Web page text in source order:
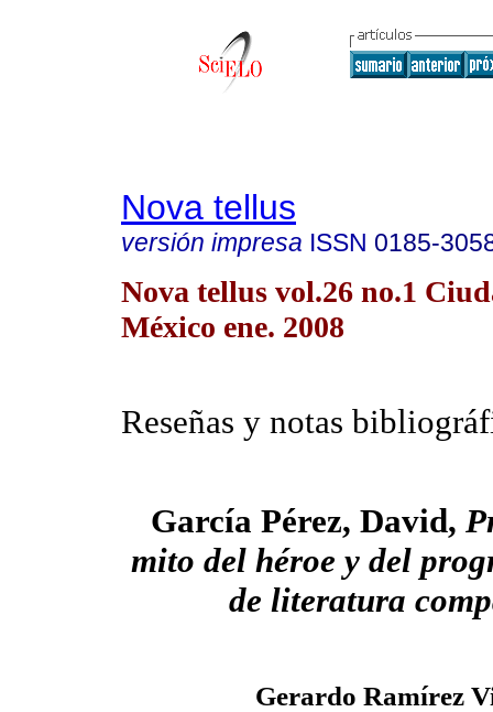
Nova tellus
versión impresa ISSN 0185-
Nova tellus vol.26 no.1
México ene. 2008
Reseñas y notas
García Pérez, David,
mito del héroe y del
de literatura
Gerardo Ramírez